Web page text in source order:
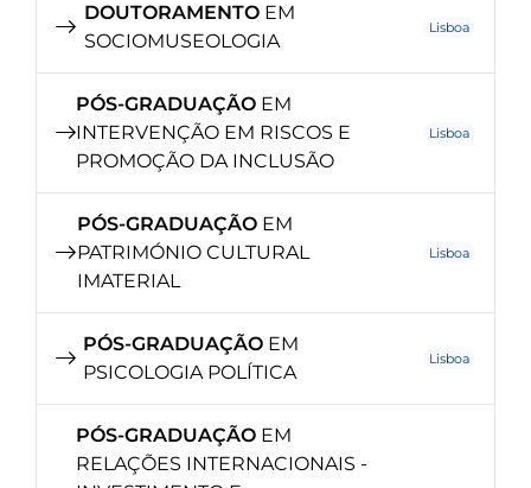
DOUTORAMENTO EM
SOCIOMUSEOLOGIA
Lisboa
PÓS-GRADUAÇÃO EM
INTERVENÇÃO EM RISCOS E
PROMOÇÃO DA INCLUSÃO
Lisboa
PÓS-GRADUAÇÃO EM
PATRIMÓNIO CULTURAL
IMATERIAL
Lisboa
PÓS-GRADUAÇÃO EM
PSICOLOGIA POLÍTICA
Lisboa
PÓS-GRADUAÇÃO EM
RELAÇÕES INTERNACIONAIS -